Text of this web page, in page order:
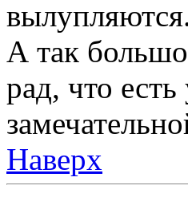
А так
рад, что
Наверх